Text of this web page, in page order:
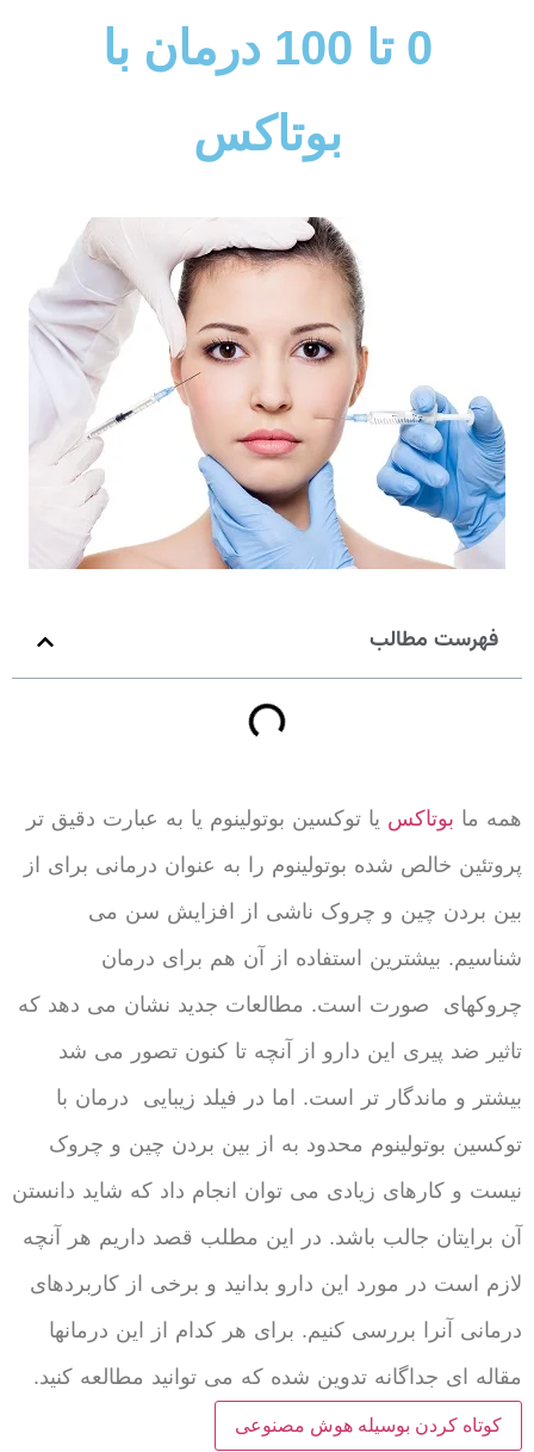
0 تا 100 درمان با
بوتاکس
فهرست مطالب
همه ما بوتاکس یا توکسین بوتولینوم یا به عبارت دقیق تر
پروتئین خالص شده بوتولینوم را به عنوان درمانی برای از
بین بردن چین و چروک ناشی از افزایش سن می
شناسیم. بیشترین استفاده از آن هم برای درمان
چروکهای صورت است. مطالعات جدید نشان می دهد که
تاثیر ضد پیری این دارو از آنچه تا کنون تصور می شد
بیشتر و ماندگار تر است. اما در فیلد زیبایی درمان با
توکسین بوتولینوم محدود به از بین بردن چین و چروک
نیست و کارهای زیادی می توان انجام داد که شاید دانستن
آن برایتان جالب باشد. در این مطلب قصد داریم هر آنچه
لازم است در مورد این دارو بدانید و برخی از کاربردهای
درمانی آنرا بررسی کنیم. برای هر کدام از این درمانها
مقاله ای جداگانه تدوین شده که می توانید مطالعه کنید.
کوتاه کردن بوسیله هوش مصنوعی